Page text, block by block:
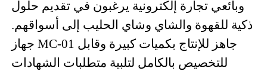
وبائعي تجارة إلكترونية يرغبون في تقديم حلول
ذكية للقهوة والشاي وشاي الحليب إلى أسواقهم.
جهاز MC-01 جاهز للإنتاج بكميات كبيرة وقابل
للتخصيص بالكامل لتلبية متطلبات الشهادات